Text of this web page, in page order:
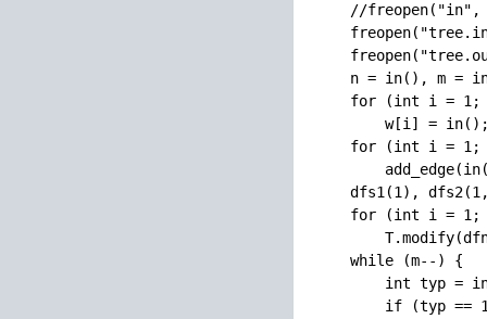
//freopen("in",
n = in(), m =
for (int i = 1;
w[i] =
for (int i = 1;
dfs1(1),
for (int i = 1;
    while (m--) {
int typ =
if (typ ==